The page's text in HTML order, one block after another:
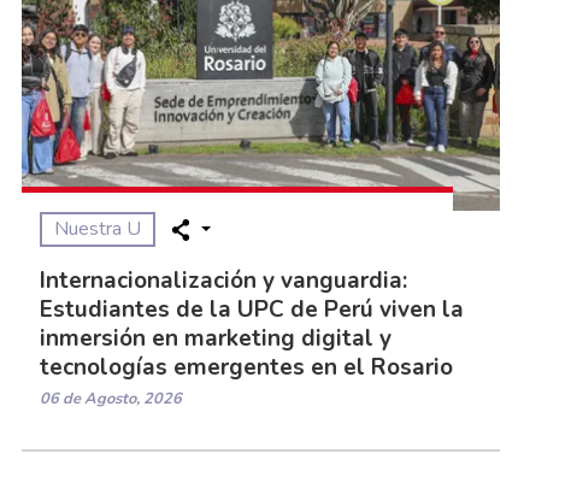
Nuestra U
Internacionalización y vanguardia:
Estudiantes de la UPC de Perú viven la
inmersión en marketing digital y
tecnologías emergentes en el Rosario
06 de Agosto, 2026